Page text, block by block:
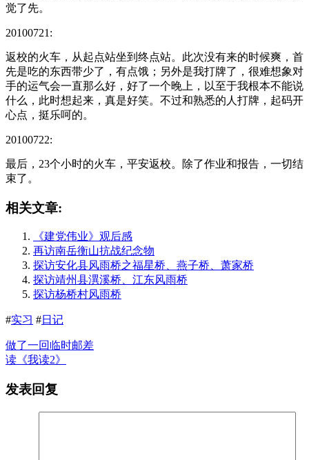
觉了先。
20100721:
返校的火车，从起点站坐到终点站。此次没有来的时候爽，首
先是吃的东西带少了，有点饿；另外是我打牌了，很难想象对
手的运气会一直那么好，好了一个晚上，以至于我根本不能说
什么，此时想起来，真是好笑。不过和熟悉的人打牌，起码开
心点，挺乐呵的。
20100722:
最后，23个小时的火车，平安返校。除了作业和报告，一切结
束了。
相关文章:
《建党伟业》观后感
再访南岳衡山抗战纪念物
探访安化县风雨桥之福星桥、燕子桥、萧家桥
探访靖州县潩溪桥、江东风雨桥
探访杨桥村风雨桥
#实习 #日记
做了一回临时邮差
读《我读2》
发表回复